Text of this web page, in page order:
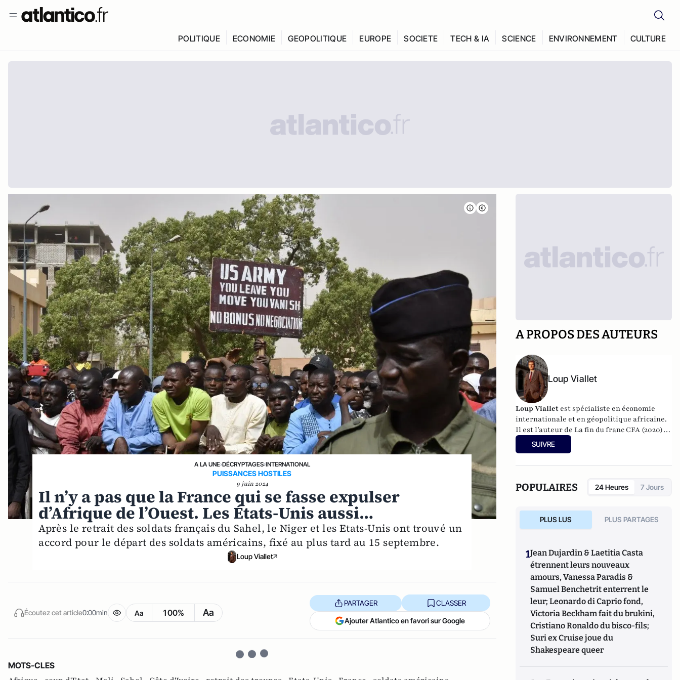
POLITIQUE ECONOMIE GEOPOLITIQUE EUROPE SOCIETE TECH & IA SCIENCE ENVIRONNEMENT CULTURE
A LA UNE›DÉCRYPTAGES›INTERNATIONAL
PUISSANCES HOSTILES
9 juin 2024
Il n’y a pas que la France qui se fasse expulser
d’Afrique de l’Ouest. Les États-Unis aussi…
Après le retrait des soldats français du Sahel, le Niger et les Etats-Unis ont trouvé un
accord pour le départ des soldats américains, fixé au plus tard au 15 septembre.
Loup Viallet
Écoutez cet article0:00min Aa 100% Aa
PARTAGER CLASSER
Ajouter Atlantico en favori sur Google
MOTS-CLES
A PROPOS DES AUTEURS
Loup Viallet
Loup Viallet est spécialiste en économie
internationale et en géopolitique africaine.
Il est l’auteur deLa fin du franc CFA (2020) et
Après la paix
(2021).
SUIVRE
POPULAIRES 24 Heures 7 Jours
PLUS LUS PLUS PARTAGES
1Jean Dujardin & Laetitia Casta
étrennent leurs nouveaux
amours, Vanessa Paradis &
Samuel Benchetrit enterrent le
leur; Leonardo di Caprio fond,
Victoria Beckham fait du brukini,
Cristiano Ronaldo du bisco-fils;
Suri ex Cruise joue du
Shakespeare queer